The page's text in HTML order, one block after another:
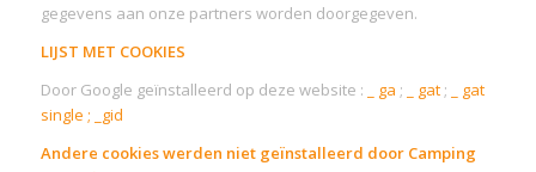
gegevens aan onze partners worden doorgegeven.
LIJST MET COOKIES
Door Google geïnstalleerd op deze website :
_ ga ; _ gat;
_ gat
single ; _gid
Andere cookies werden niet geïnstalleerd door Camping